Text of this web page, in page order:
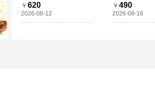
￥620
2026-08-12
￥490
2026-08-16